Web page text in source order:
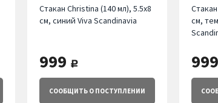
Стакан Christina (140 мл), 5.5х8
см, синий Viva Scandinavia
999 руб.
СООБЩИТЬО ПОСТУПЛЕНИИ
см,
999